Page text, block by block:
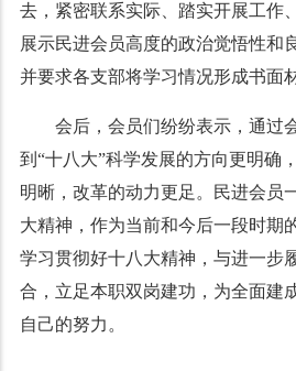
去，紧密联系实际、踏实开展工作
展示民进会员高度的政治觉悟性和
并要求各支部将学习情况形成书面
会后，会员们纷纷表示，通过
到“十八大”科学发展的方向更明确
明晰，改革的动力更足。民进会员
大精神，作为当前和今后一段时期
学习贯彻好十八大精神，与进一步
合，立足本职双岗建功，为全面建
自己的努力。